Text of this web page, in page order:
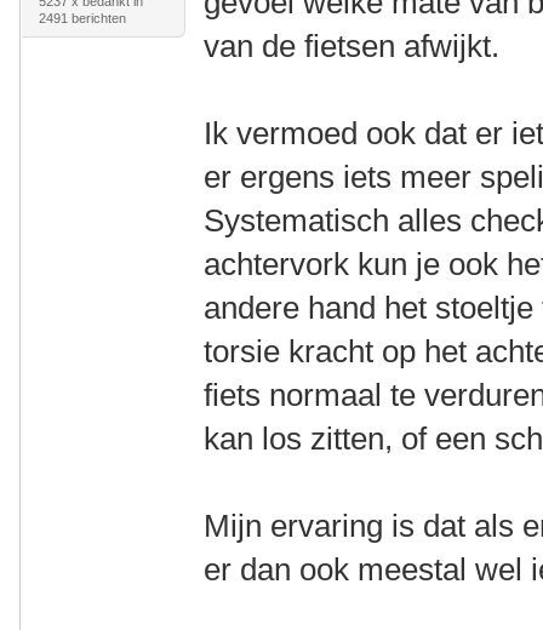
2491 berichten
van de fietsen afwijkt.
Ik vermoed ook dat er
er ergens iets meer
Systematisch alles
achtervork kun je ook
andere hand het
torsie kracht op het
fiets normaal te
kan los zitten, of een
Mijn ervaring is dat als
er dan ook meestal wel